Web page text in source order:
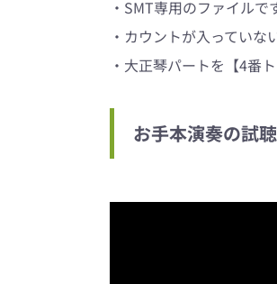
・SMT専用のファイルで
・カウントが入ってい
・大正琴パートを【4番
お手本演奏の試聴